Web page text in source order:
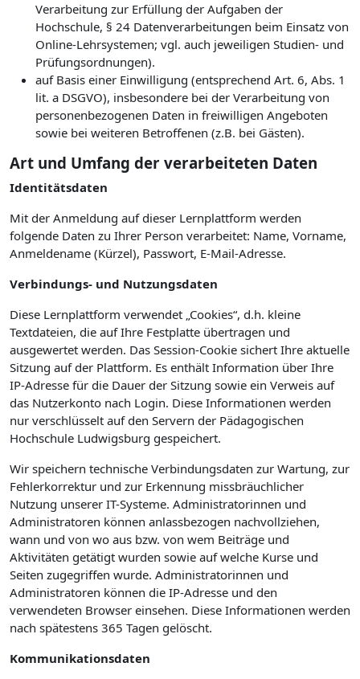
Verarbeitung zur Erfüllung der Aufgaben der
Hochschule, § 24 Datenverarbeitungen beim Einsatz von
Online-Lehrsystemen; vgl. auch jeweiligen Studien- und
Prüfungsordnungen).
auf Basis einer Einwilligung (entsprechend Art. 6, Abs. 1
lit. a DSGVO), insbesondere bei der Verarbeitung von
personenbezogenen Daten in freiwilligen Angeboten
sowie bei weiteren Betroffenen (z.B. bei Gästen).
Art und Umfang der verarbeiteten Daten
Identitätsdaten
Mit der Anmeldung auf dieser Lernplattform werden
folgende Daten zu Ihrer Person verarbeitet: Name, Vorname,
Anmeldename (Kürzel), Passwort, E-Mail-Adresse.
Verbindungs- und Nutzungsdaten
Diese Lernplattform verwendet „Cookies“, d.h. kleine
Textdateien, die auf Ihre Festplatte übertragen und
ausgewertet werden. Das Session-Cookie sichert Ihre aktuelle
Sitzung auf der Plattform. Es enthält Information über Ihre
IP-Adresse für die Dauer der Sitzung sowie ein Verweis auf
das Nutzerkonto nach Login. Diese Informationen werden
nur verschlüsselt auf den Servern der Pädagogischen
Hochschule Ludwigsburg gespeichert.
Wir speichern technische Verbindungsdaten zur Wartung, zur
Fehlerkorrektur und zur Erkennung missbräuchlicher
Nutzung unserer IT-Systeme. Administratorinnen und
Administratoren können anlassbezogen nachvollziehen,
wann und von wo aus bzw. von wem Beiträge und
Aktivitäten getätigt wurden sowie auf welche Kurse und
Seiten zugegriffen wurde. Administratorinnen und
Administratoren können die IP-Adresse und den
verwendeten Browser einsehen. Diese Informationen werden
nach spätestens 365 Tagen gelöscht.
Kommunikationsdaten